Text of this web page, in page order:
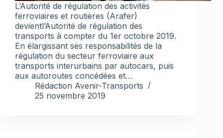
L’Autorité de régulation des activités
ferroviaires et routières (Arafer)
devientl’Autorité de régulation des
transports à compter du 1er octobre 2019.
En élargissant ses responsabilités de la
régulation du secteur ferroviaire aux
transports interurbains par autocars, puis
aux autoroutes concédées et…
Rédaction Avenir-Transports
25 novembre 2019